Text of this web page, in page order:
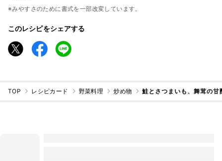
※みやすさのために書式を一部改変しています。
このレシピをシェアする
TOP レシピカード 野菜料理 炒め物 鮭とさつまいも、舞茸の甘